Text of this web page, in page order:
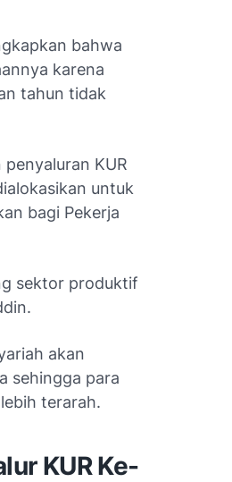
bahwa
karena
tahun tidak
KUR
untuk
bagi Pekerja
sektor produktif
akan
sehingga para
terarah.
KUR Ke-